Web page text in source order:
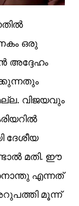
ഒരു
അദ്ദേഹം
വിജയവും
ദേശീയ
മതി. ഈ
നൊന്തു എന്നത്
മൂന്ന്